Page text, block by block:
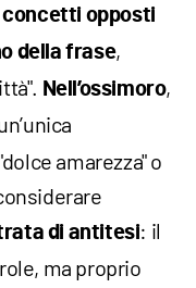
concetti opposti
della frase,
Nell’ossimoro,
amarezza" o
di antitesi: il
ma proprio